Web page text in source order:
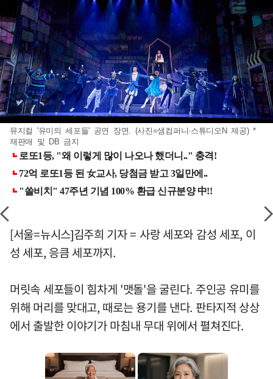
뮤지컬 '유미의 세포들' 공연 장면. (사진=샘컴퍼니·스튜디오N 제공) *
재판매 및 DB 금지
[서울=뉴시스]김주희 기자 = 사랑 세포와 감성 세포, 이
성 세포, 응큼 세포까지.
머릿속 세포들이 힘차게 '맷돌'을 굴린다. 주인공 유미를
위해 머리를 맞대고, 때로는 용기를 낸다. 판타지적 상상
에서 출발한 이야기가 마침내 무대 위에서 펼쳐진다.